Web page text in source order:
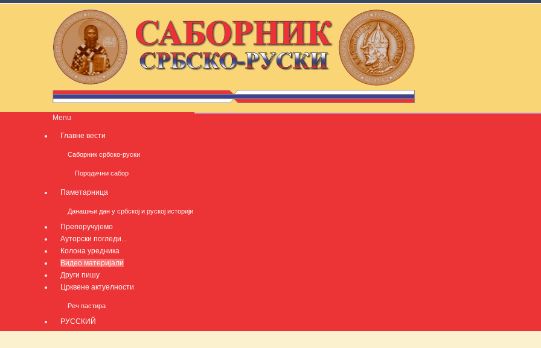
Menu
Главне вести
Саборник србско-руски
Породични сабор
Паметарница
Данашњи дан у србској и руској историји
Препоручујемо
Ауторски погледи...
Колона уредника
Видео материјали
Други пишу
Црквене актуелности
Реч пастира
РУССКИЙ